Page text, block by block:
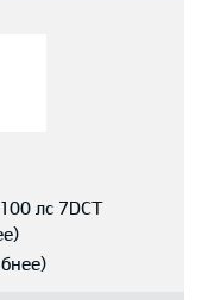
лс 7DCT
)
)